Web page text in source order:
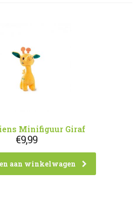
Minifiguur Giraf
€9,99
aan winkelwagen